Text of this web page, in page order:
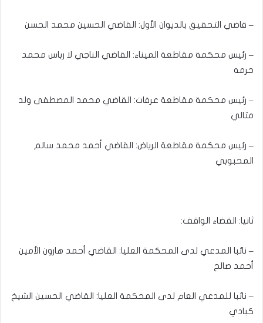
– قاضي التحقيق بالديوان الأول: القاضي الحسين محمد الحسن
– رئيس محكمة مقاطعة الميناء: القاضي الناجي لا رباس محمد
حرمه
– رئيس محكمة مقاطعة عرفات: القاضي محمد المصطفى ولد
متالي
– رئيس محكمة مقاطعة الرياض: القاضي أحمد محمد سالم
المحبوبي
ثانيا: القضاء الواقف:
– نائبا المدعي لدى المحكمة العليا: القاضي أحمد هارون الأمين
أحمد صالح
– نائبا للمدعي العام لدى المحكمة العليا: القاضي الحسين الشيخ
كبادي